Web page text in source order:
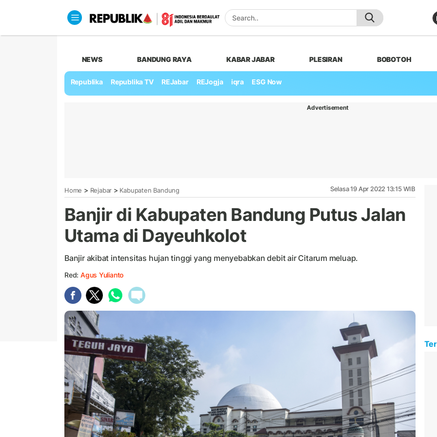
NEWS BANDUNG RAYA KABAR JABAR PLESIRAN BOBOTOH
Republika Republika TV REJabar REJogja iqra ESG Now
Advertisement
Home > Rejabar > Kabupaten Bandung Selasa 19 Apr 2022 13:15 WIB
Banjir di Kabupaten Bandung Putus Jalan
Utama di Dayeuhkolot
Banjir akibat intensitas hujan tinggi yang menyebabkan debit air Citarum meluap.
Red: Agus Yulianto